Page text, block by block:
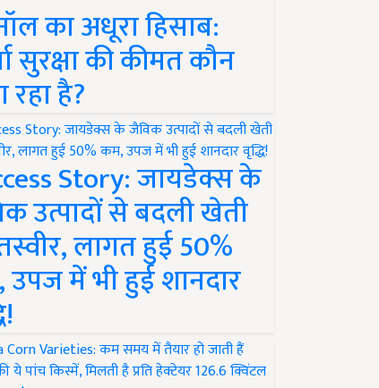
का अधूरा हिसाब:
सुरक्षा की कीमत कौन
है?
Story: जायडेक्स के
उत्पादों से बदली खेती
लागत हुई 50%
में भी हुई शानदार